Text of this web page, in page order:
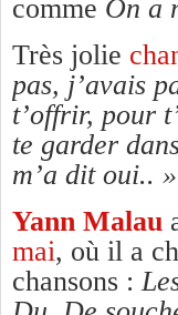
comme On a
Très jolie
pas, j’avais
t’offrir, pour
te garder
m’a dit oui..
Yann Malau
mai, où il a
chansons :